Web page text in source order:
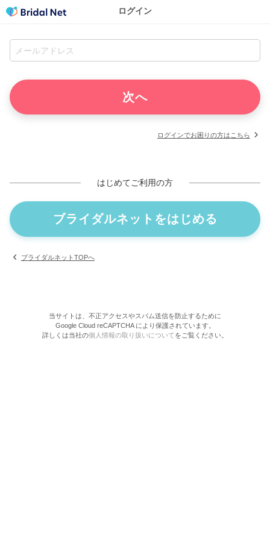
ログイン
ログインでお困りの方はこちら
はじめてご利用の方
ブライダルネットをはじめる
ブライダルネットTOPへ
当サイトは、不正アクセスやスパム送信を防止するために
Google Cloud reCAPTCHA により保護されています。
詳しくは当社の個人情報の取り扱いについてをご覧ください。